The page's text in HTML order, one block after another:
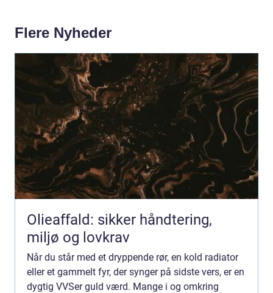
Flere Nyheder
Olieaffald: sikker håndtering,
miljø og lovkrav
Når du står med et dryppende rør, en kold radiator
eller et gammelt fyr, der synger på sidste vers, er en
dygtig VVSer guld værd. Mange i og omkring